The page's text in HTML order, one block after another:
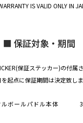
IS VALID ONLY IN
■ 保証対象・期間
保証ステッカー)の付属
起点に保証期間は決定致しま
ルボールパドル本体 3